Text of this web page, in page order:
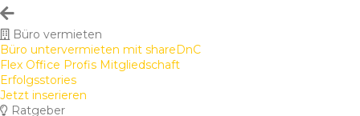
Büro vermieten
Büro untervermieten mit shareDnC
Flex Office Profis Mitgliedschaft
Erfolgsstories
Jetzt inserieren
Ratgeber